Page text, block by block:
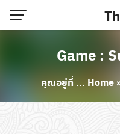
Skip
to
Game :
คุณอยู่ที่ ... Home